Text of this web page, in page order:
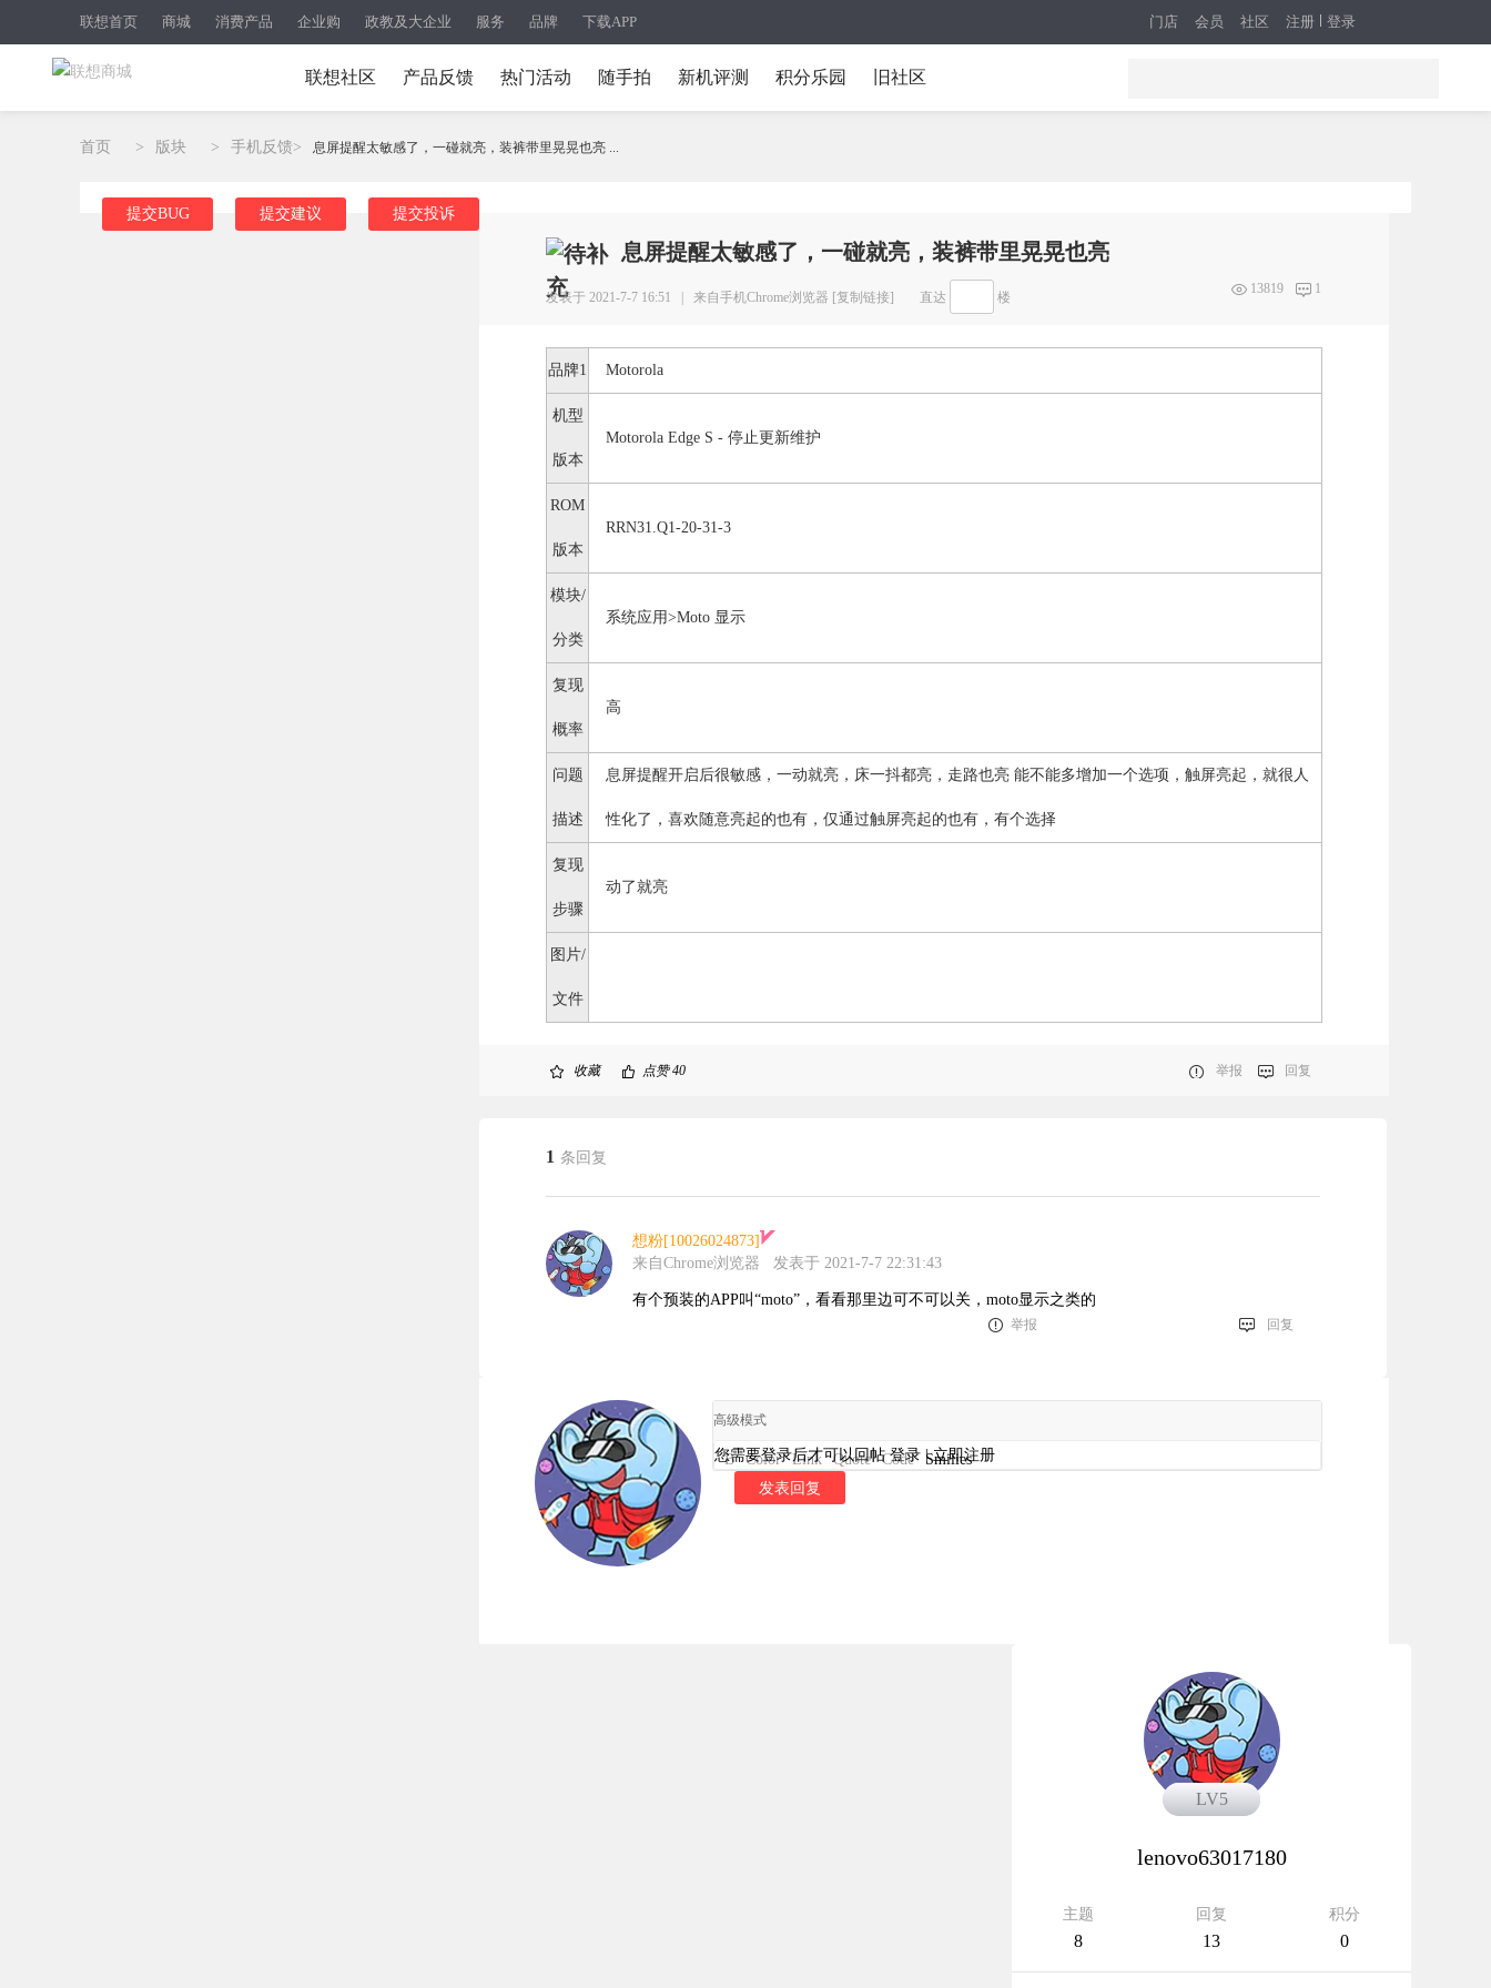
联想首页 商城 消费产品 企业购 政教及大企业 服务 品牌 下载APP 注册 登录
门店 会员 社区
联想社区 产品反馈 热门活动 随手拍 新机评测 积分乐园 旧社区
首页 > 版块 > 手机反馈> 息屏提醒太敏感了，一碰就亮，装裤带里晃晃也亮 ...
提交BUG 提交建议 提交投诉
息屏提醒太敏感了，一碰就亮，装裤带里晃晃也亮
发表于 2021-7-7 16:51 | 来自手机Chrome浏览器 [复制链接] 直达 楼
13819 1
品牌1 Motorola
机型
版本
Motorola Edge S - 停止更新维护
ROM
版本
RRN31.Q1-20-31-3
模块/
分类
系统应用>Moto 显示
复现
概率
高
问题
描述
息屏提醒开启后很敏感，一动就亮，床一抖都亮，走路也亮 能不能多增加一个选项，触屏亮起，就很人
性化了，喜欢随意亮起的也有，仅通过触屏亮起的也有，有个选择
复现
步骤
动了就亮
图片/
文件
收藏 点赞40 举报 回复
1 条回复
想粉[10026024873]
来自Chrome浏览器
发表于 2021-7-7 22:31:43
有个预装的APP叫“moto”，看看那里边可不可以关，moto显示之类的
回复
举报
高级模式
B Color Link Quote Code Smilies
您需要登录后才可以回帖登录 |立即注册
发表回复
LV5
LV5
lenovo63017180
主题
8
回复
13
积分
0